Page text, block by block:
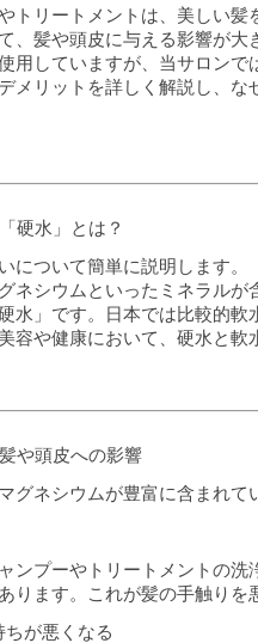
トリートメントは、美しい
、髪や頭皮に与える影響が
用していますが、当サロン
メリットを詳しく解説し、
硬水」とは？
について簡単に説明します。
ネシウムといったミネラル
水」です。日本では比較的
容や健康において、硬水と軟
や頭皮への影響
グネシウムが豊富に含まれて
ンプーやトリートメントの
ります。これが髪の手触りを
が悪くなる